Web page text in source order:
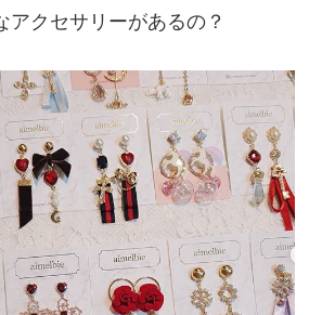
アクセサリーがあるの？